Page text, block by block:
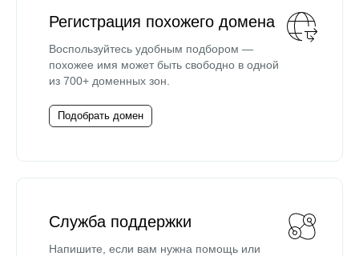
Регистрация похожего домена
Воспользуйтесь удобным подбором —
похожее имя может быть свободно в одной
из 700+ доменных зон.
Подобрать домен
Служба поддержки
Напишите, если вам нужна помощь или